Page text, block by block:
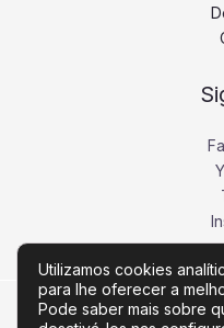
Utilizamos cookies
para lhe oferecer a
Pode saber mais sobre